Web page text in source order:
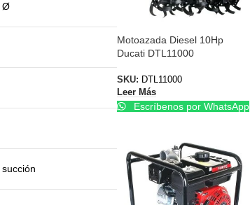
Ø
Motoazada Diesel 10Hp
Ducati DTL11000
SKU: DTL11000
Leer Más
Escríbenos por WhatsApp